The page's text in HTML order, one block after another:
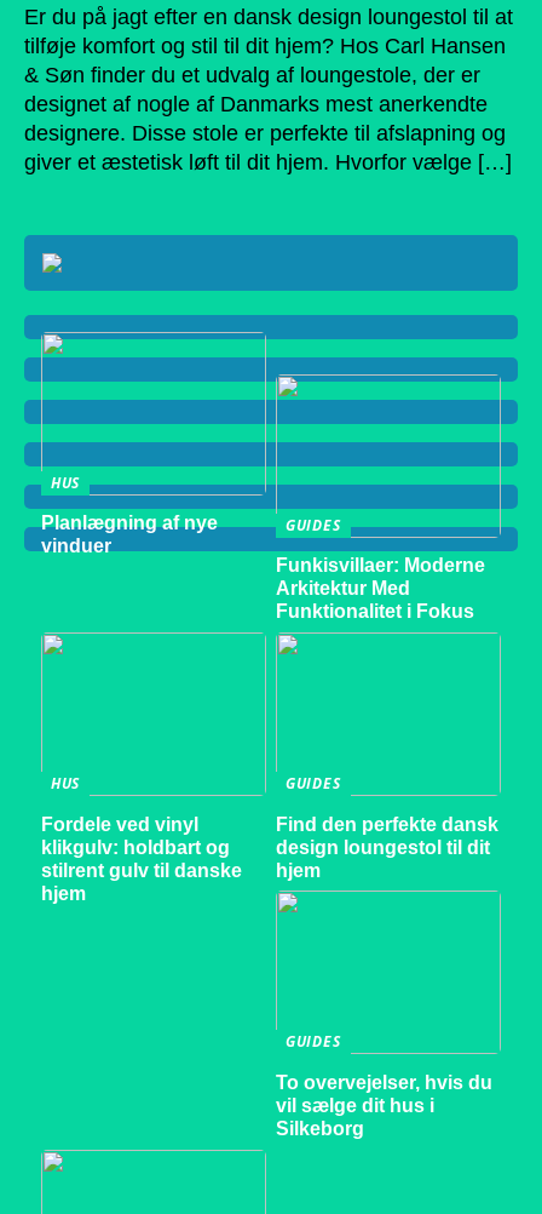
Er du på jagt efter en dansk design loungestol til at
tilføje komfort og stil til dit hjem? Hos Carl Hansen
& Søn finder du et udvalg af loungestole, der er
designet af nogle af Danmarks mest anerkendte
designere. Disse stole er perfekte til afslapning og
giver et æstetisk løft til dit hjem. Hvorfor vælge […]
HUS
Planlægning af nye
vinduer
GUIDES
Funkisvillaer: Moderne
Arkitektur Med
Funktionalitet i Fokus
HUS
Fordele ved vinyl
klikgulv: holdbart og
stilrent gulv til danske
hjem
GUIDES
Find den perfekte dansk
design loungestol til dit
hjem
GUIDES
To overvejelser, hvis du
vil sælge dit hus i
Silkeborg